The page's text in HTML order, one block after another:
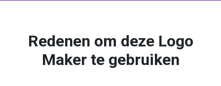
Redenen om deze Logo
Maker te gebruiken